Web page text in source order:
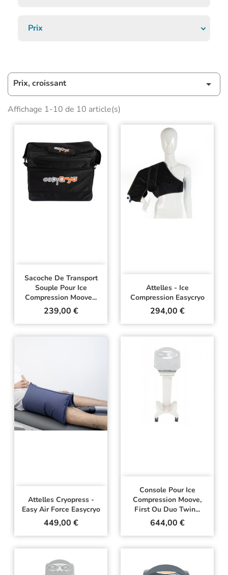
Prix
Prix, croissant 
Affichage 1-10 de 10 article(s)
Sacoche De Transport
Souple Pour Ice
Compression Moove...
Prix
239,00 €
Attelles - Ice
Compression Easycryo
Prix
294,00 €
Attelles Cryopress -
Easy Air Force Easycryo
Prix
449,00 €
Console Pour Ice
Compression Moove,
First Ou Duo Twin...
Prix
644,00 €